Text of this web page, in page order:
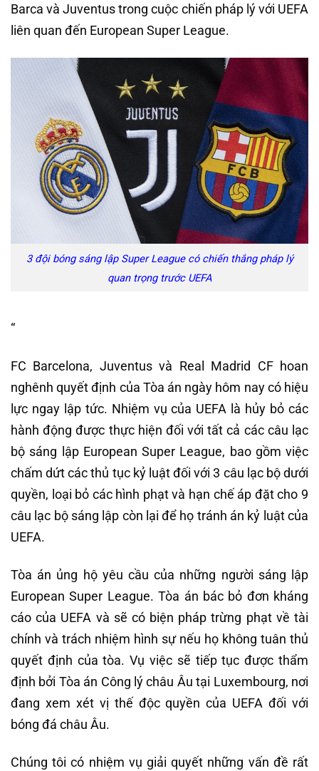
Barca và Juventus trong cuộc chiến pháp lý với UEFA
liên quan đến European Super League.
3 đội bóng sáng lập Super League có chiến thắng pháp lý
quan trọng trước UEFA
“
FC Barcelona, ​​Juventus và Real Madrid CF hoan
nghênh quyết định của Tòa án ngày hôm nay có hiệu
lực ngay lập tức. Nhiệm vụ của UEFA là hủy bỏ các
hành động được thực hiện đối với tất cả các câu lạc
bộ sáng lập European Super League, bao gồm việc
chấm dứt các thủ tục kỷ luật đối với 3 câu lạc bộ dưới
quyền, loại bỏ các hình phạt và hạn chế áp đặt cho 9
câu lạc bộ sáng lập còn lại để họ tránh án kỷ luật của
UEFA.
Tòa án ủng hộ yêu cầu của những người sáng lập
European Super League. Tòa án bác bỏ đơn kháng
cáo của UEFA và sẽ có biện pháp trừng phạt về tài
chính và trách nhiệm hình sự nếu họ không tuân thủ
quyết định của tòa. Vụ việc sẽ tiếp tục được thẩm
định bởi Tòa án Công lý châu Âu tại Luxembourg, nơi
đang xem xét vị thế độc quyền của UEFA đối với
bóng đá châu Âu.
Chúng tôi có nhiệm vụ giải quyết những vấn đề rất